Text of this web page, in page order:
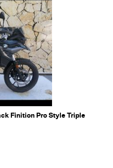
Finition Pro Style Triple